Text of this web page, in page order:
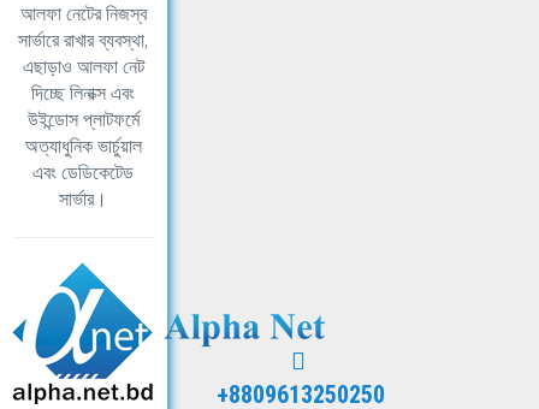
আলফা নেটের নিজস্ব
সার্ভারে রাখার ব্যবস্থা,
এছাড়াও আলফা নেট
দিচ্ছে লিনাক্স এবং
উইন্ডোস প্লাটফর্মে
অত্যাধুনিক ভার্চুয়াল
এবং ডেডিকেটেড
সার্ভার।
+8809613250250